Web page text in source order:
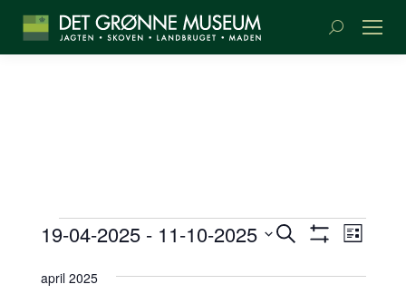
Søge:
BEGIVENHEDER
OG
Søg
begivenheder
Liste
19-04-2025 - 11-10-2025
dato.
april 2025